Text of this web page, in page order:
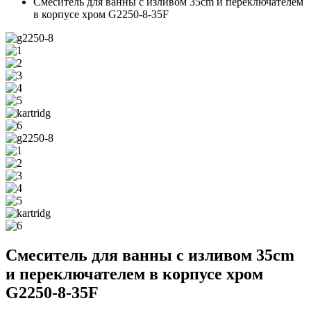
в корпусе хром G2250-8-35F
Смеситель для ванны с изливом 35cm
и переключателем в корпусе хром
G2250-8-35F